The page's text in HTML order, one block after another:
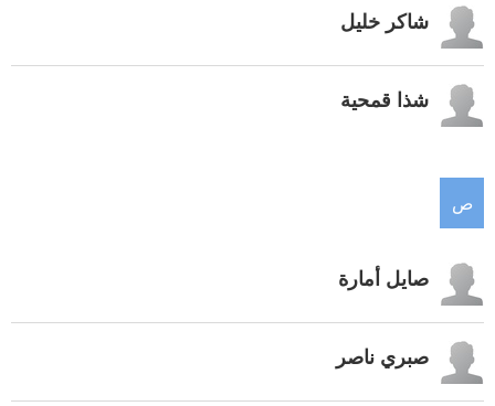
شاكر خليل
شذا قمحية
ص
صايل أمارة
صبري ناصر